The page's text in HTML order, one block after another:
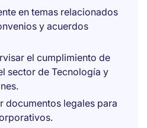
en temas relacionados
y acuerdos
el cumplimiento de
sector de Tecnología y
documentos legales para